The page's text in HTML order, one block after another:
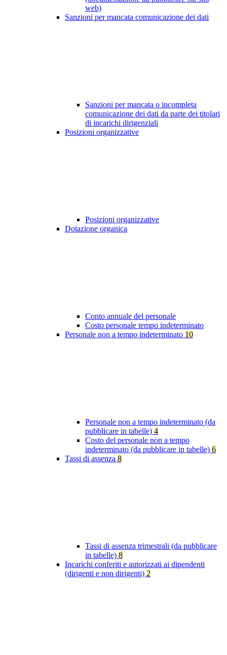
web)
Sanzioni per mancata comunicazione dei dati
Sanzioni per mancata o incompleta
comunicazione dei dati da parte dei titolari
di incarichi dirigenziali
Posizioni organizzative
Posizioni organizzative
Dotazione organica
Conto annuale del personale
Costo personale tempo indeterminato
Personale non a tempo indeterminato 10
Personale non a tempo indeterminato (da
pubblicare in tabelle) 4
Costo del personale non a tempo
indeterminato (da pubblicare in tabelle) 6
Tassi di assenza 8
Tassi di assenza trimestrali (da pubblicare
in tabelle) 8
Incarichi conferiti e autorizzati ai dipendenti
(dirigenti e non dirigenti) 2